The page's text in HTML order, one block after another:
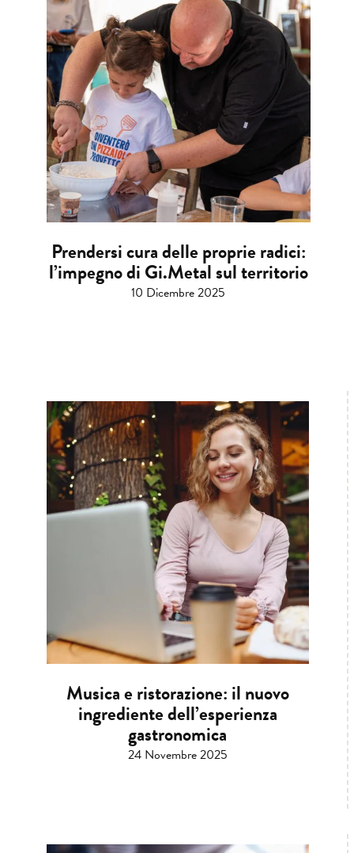
Prendersi cura delle proprie radici:
l’impegno di Gi.Metal sul territorio
10 Dicembre 2025
Musica e ristorazione: il nuovo
ingrediente dell’esperienza
gastronomica
24 Novembre 2025